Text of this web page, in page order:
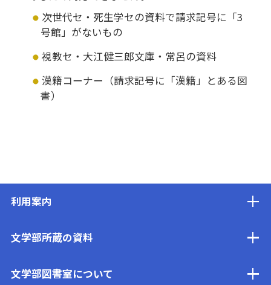
次世代セ・死生学セの資料で請求記号に「3
号館」がないもの
視教セ・大江健三郎文庫・常呂の資料
漢籍コーナー（請求記号に「漢籍」とある図
書）
利用案内
文学部所蔵の資料
文学部図書室について